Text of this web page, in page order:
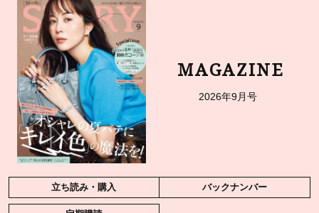
MAGAZINE
2026年9月号
立ち読み・購入 バックナンバー